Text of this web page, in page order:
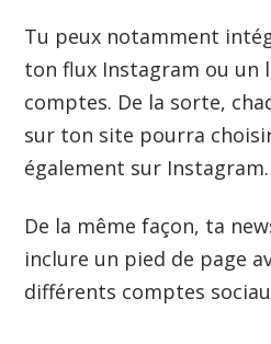
Tu peux notamment
ton flux Instagram ou un
comptes. De la sorte,
sur ton site pourra
également sur Instagram.
De la même façon, ta
inclure un pied de page
différents comptes